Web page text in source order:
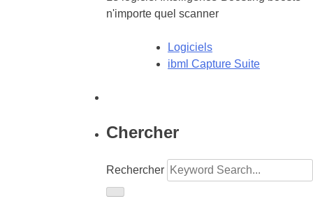
n'importe quel scanner
Logiciels
ibml Capture Suite
Chercher
Rechercher